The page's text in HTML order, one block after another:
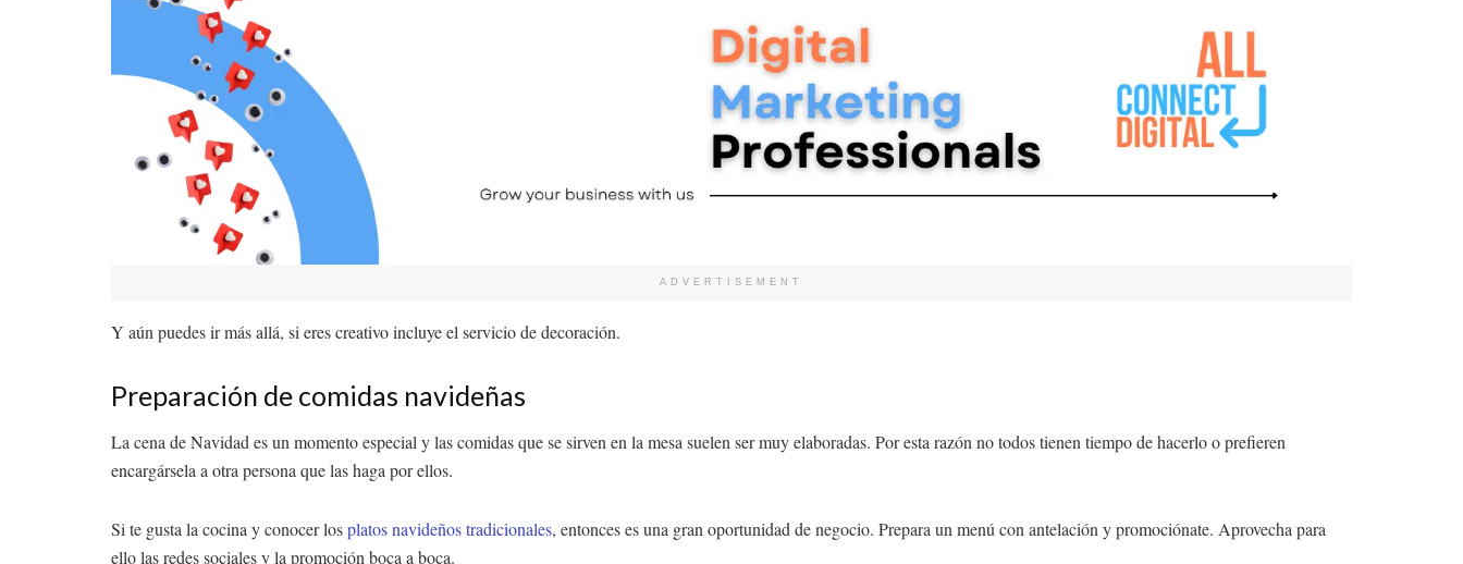
ADVERTISEMENT
Y aún puedes ir más allá, si eres creativo incluye el servicio de decoración.
Preparación de comidas navideñas
La cena de Navidad es un momento especial y las comidas que se sirven en la mesa suelen ser muy elaboradas. Por esta razón no todos tienen tiempo de hacerlo o prefieren
encargársela a otra persona que las haga por ellos.
Si te gusta la cocina y conocer losplatos navideños tradicionales, entonces es una gran oportunidad de negocio. Prepara un menú con antelación y promociónate. Aprovecha para
ello las redes sociales y la promoción boca a boca.